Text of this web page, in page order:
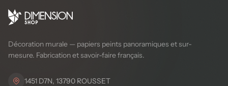
Décoration murale — papiers peints panoramiques et sur-
mesure. Fabrication et savoir-faire français.
1451 D7N, 13790 ROUSSET